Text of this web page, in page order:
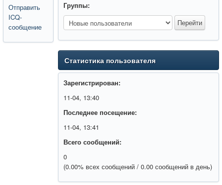
Отправить
ICQ-
сообщение
Группы:
Статистика пользователя
Зарегистрирован:
11-04, 13:40
Последнее посещение:
11-04, 13:41
Всего сообщений:
0
(0.00% всех сообщений / 0.00 сообщений в день)